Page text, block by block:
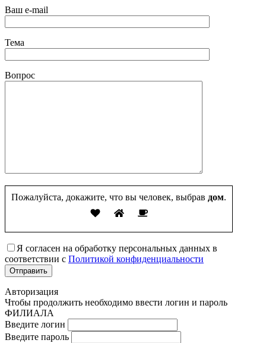
Ваш e-mail
Тема
Вопрос
Пожалуйста, докажите, что вы человек, выбрав дом.
Я согласен на обработку персональных данных в
соответствии с Политикой конфиденциальности
Авторизация
Чтобы продолжить необходимо ввести логин и пароль
ФИЛИАЛА
Введите логин
Введите пароль